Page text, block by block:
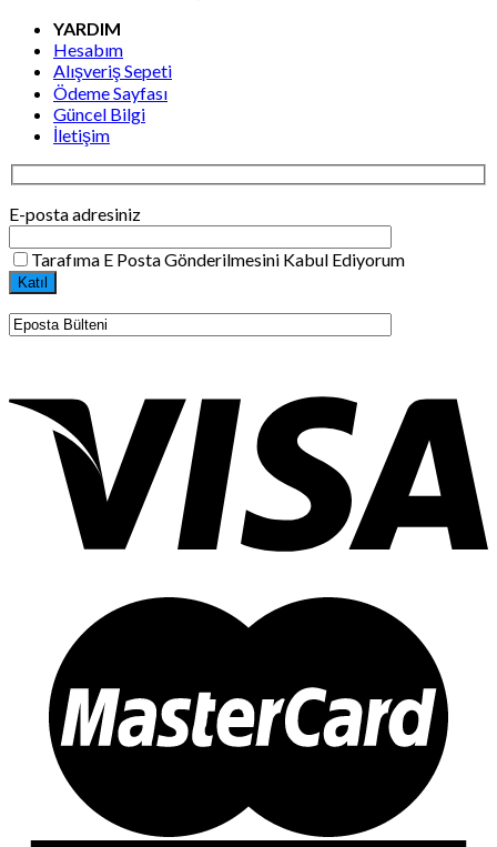
YARDIM
Hesabım
Alışveriş Sepeti
Ödeme Sayfası
Güncel Bilgi
İletişim
E-posta adresiniz
Tarafıma E Posta Gönderilmesini Kabul Ediyorum